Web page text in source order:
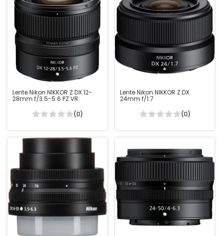
Lente Nikon NIKKOR Z DX 12-
28mm f/3.5-5.6 PZ VR
(0)
Lente Nikon NIKKOR Z DX
24mm f/1.7
(0)